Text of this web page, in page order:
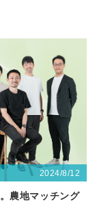
2024/8/12
農地マッチング